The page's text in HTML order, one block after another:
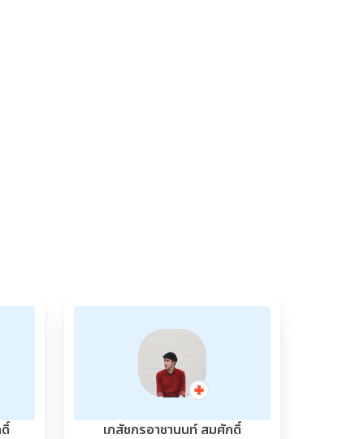
เภสัชกรอาชานนท์ สมศักดิ์